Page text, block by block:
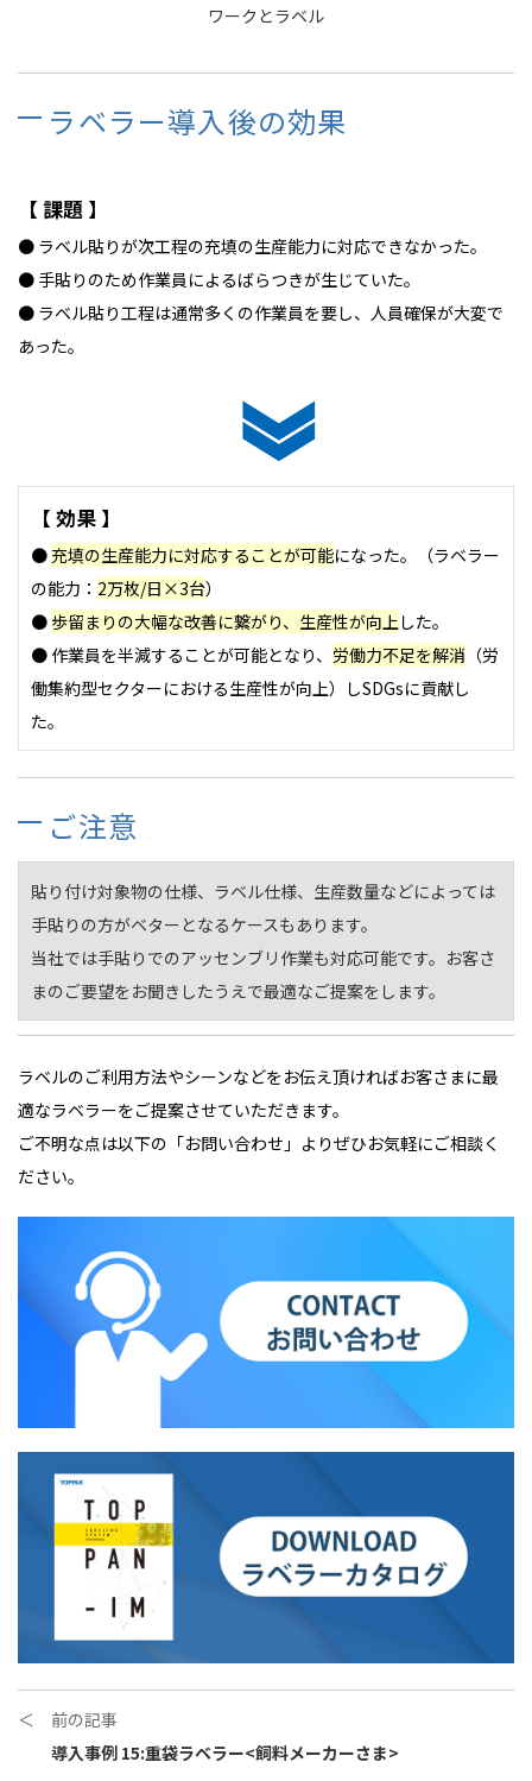
ワークとラベル
ラベラー導入後の効果
【 課題 】
● ラベル貼りが次工程の充填の生産能力に対応できなかった。
● 手貼りのため作業員によるばらつきが生じていた。
● ラベル貼り工程は通常多くの作業員を要し、人員確保が大変で
あった。
【 効果 】
● 充填の生産能力に対応することが可能になった。（ラベラー
の能力： 2万枚/日×3台）
●歩留まりの大幅な改善に繋がり、生産性が向上した。
● 作業員を半減することが可能となり、 労働力不足を解消 （労
働集約型セクターにおける生産性が向上）しSDGsに貢献し
た。
ご注意
貼り付け対象物の仕様、ラベル仕様、生産数量などによっては
手貼りの方がベターとなるケースもあります。
当社では手貼りでのアッセンブリ作業も対応可能です。お客さ
まのご要望をお聞きしたうえで最適なご提案をします。
ラベルのご利用方法やシーンなどをお伝え頂ければお客さまに最
適なラベラーをご提案させていただきます。
ご不明な点は以下の「お問い合わせ」よりぜひお気軽にご相談く
ださい。
＜ 前の記事
導入事例 15:重袋ラベラー<飼料メーカーさま>